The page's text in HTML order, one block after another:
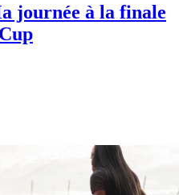
journée à la finale